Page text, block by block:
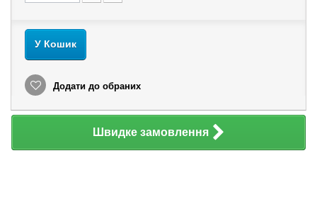
У Кошик
Додати до обраних
Швидке замовлення